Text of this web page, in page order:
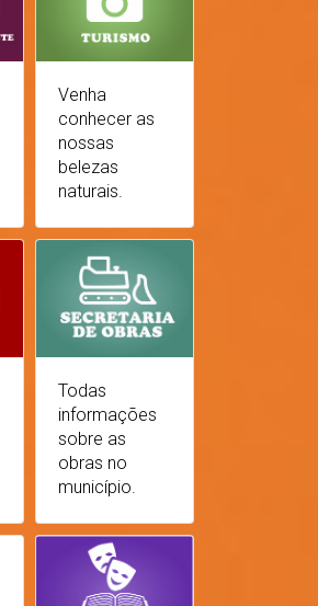
Venha
conhecer as
nossas
belezas
naturais.
Todas
informações
sobre as
obras no
município.